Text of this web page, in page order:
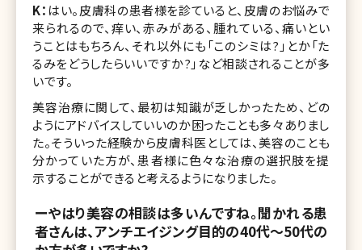
K： はい。皮膚科の患者様を診ていると、皮膚のお悩みで
来られるので、痒い、赤みがある、腫れている、痛いとい
うことはもちろん、それ以外にも「このシミは?」とか「た
るみをどうしたらいいですか?」など相談されることが多
いです。
美容治療に関して、最初は知識が乏しかったため、どの
ようにアドバイスしていいのか困ったことも多々ありまし
た。そういった経験から皮膚科医としては、美容のことも
分かっていた方が、患者様に色々な治療の選択肢を提
示することができると考えるようになりました。
ーやはり美容の相談は多いんですね。聞かれる患
者さんは、アンチエイジング目的の40代〜50代の